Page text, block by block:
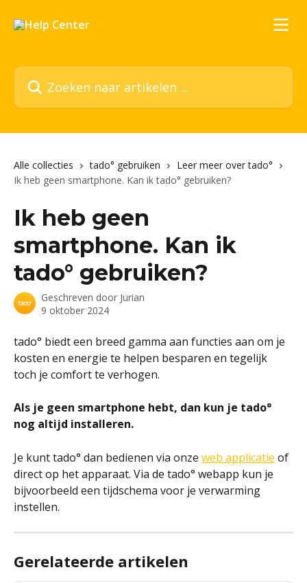
Zoeken naar artikelen ...
Alle collecties tado° gebruiken
Leer meer over tado°
Ik heb geen smartphone. Kan ik tado° gebruiken?
Ik heb geen
smartphone. Kan ik
tado° gebruiken?
Geschreven door Jurian
9 oktober 2024
tado° biedt een breed gamma aan functies aan om je
kosten en energie te helpen besparen en tegelijk
toch je comfort te verhogen.
Als je geen smartphone hebt, dan kun je tado°
nog altijd installeren.
Je kunt tado° dan bedienen via onze web applicatie of
direct op het apparaat. Via de tado° webapp kun je
bijvoorbeeld een tijdschema voor je verwarming
instellen.
Gerelateerde artikelen